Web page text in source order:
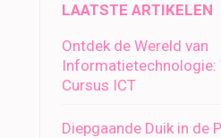
LAATSTE ARTIKELEN
Ontdek de Wereld van
Informatietechnologie:
Cursus ICT
Diepgaande Duik in de